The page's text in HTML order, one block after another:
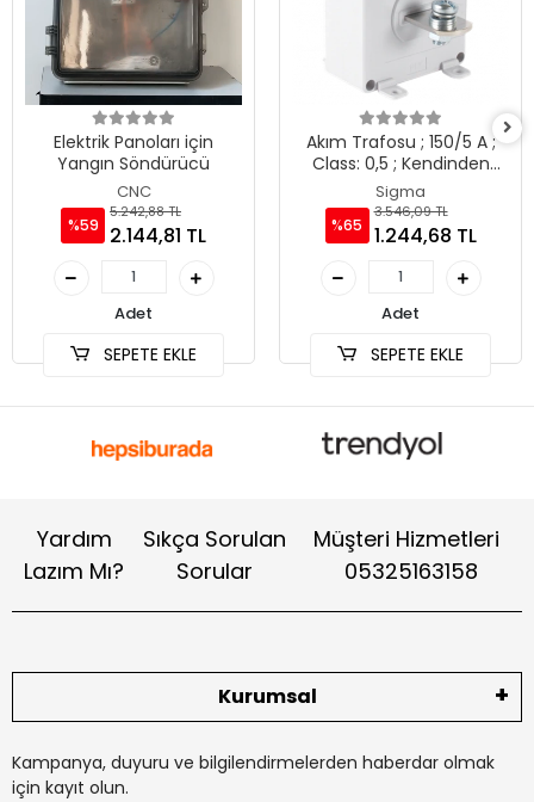
Elektrik Panoları için
Yangın Söndürücü
CNC
%59
5.242,88 TL
2.144,81 TL
Adet
SEPETE EKLE
Akım Trafosu ; 150/5 A ;
Class: 0,5 ; Kendinden
Baralı
Sigma
%65
3.546,09 TL
1.244,68 TL
Adet
SEPETE EKLE
Yardım
Lazım Mı?
Sıkça Sorulan
Sorular
Müşteri Hizmetleri
05325163158
Kurumsal
Kampanya, duyuru ve bilgilendirmelerden haberdar olmak
için kayıt olun.